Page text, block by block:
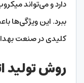
دارد و می‌تواند
ببرد. این ویژگی‌ها
کلیدی در صنعت
روش تولید